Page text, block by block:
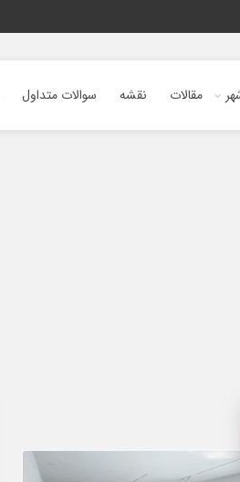
مقالات نقشه سوالات متداول